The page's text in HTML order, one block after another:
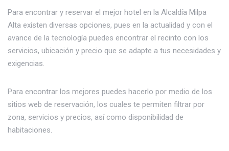
Para encontrar y reservar el mejor hotel en la Alcaldía Milpa
Alta existen diversas opciones, pues en la actualidad y con el
avance de la tecnología puedes encontrar el recinto con los
servicios, ubicación y precio que se adapte a tus necesidades y
exigencias.
Para encontrar los mejores puedes hacerlo por medio de los
sitios web de reservación, los cuales te permiten filtrar por
zona, servicios y precios, así como disponibilidad de
habitaciones.